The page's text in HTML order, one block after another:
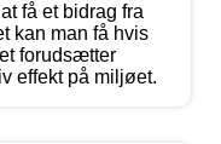
få et bidrag fra
kan man få hvis
forudsætter
effekt på miljøet.